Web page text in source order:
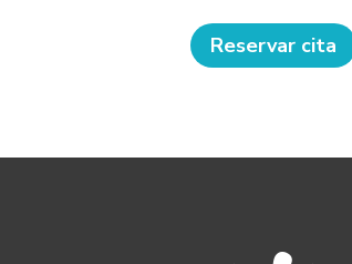
Reservar cita